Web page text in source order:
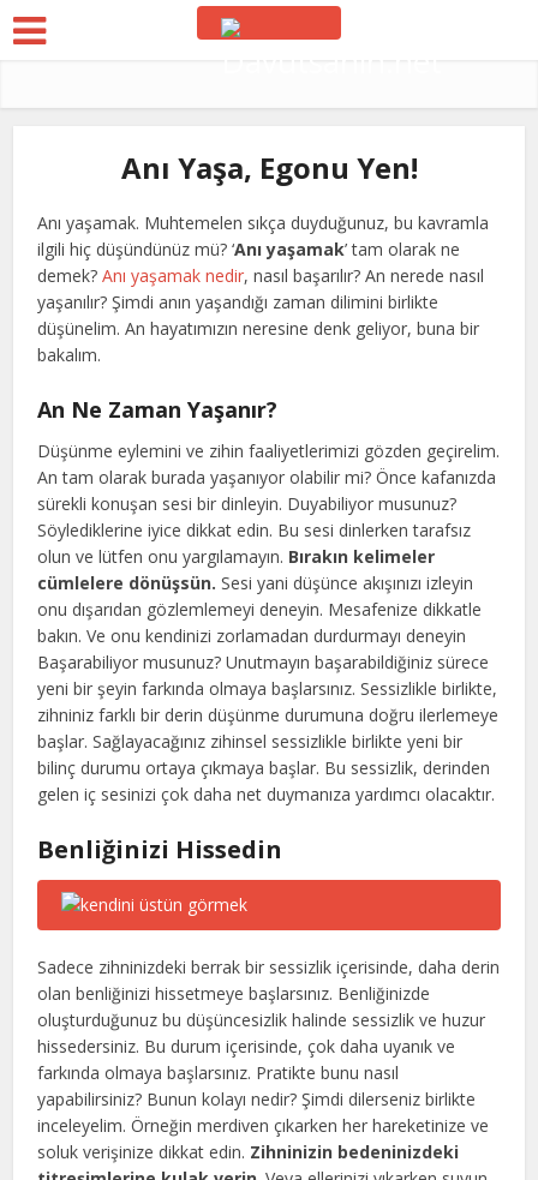
Anı Yaşa, Egonu Yen!
Anı yaşamak. Muhtemelen sıkça duyduğunuz, bu kavramla
ilgili hiç düşündünüz mü? ‘Anı yaşamak’ tam olarak ne
demek?Anı yaşamak nedir, nasıl başarılır? An nerede nasıl
yaşanılır? Şimdi anın yaşandığı zaman dilimini birlikte
düşünelim. An hayatımızın neresine denk geliyor, buna bir
bakalım.
An Ne Zaman Yaşanır?
Düşünme eylemini ve zihin faaliyetlerimizi gözden geçirelim.
An tam olarak burada yaşanıyor olabilir mi? Önce kafanızda
sürekli konuşan sesi bir dinleyin. Duyabiliyor musunuz?
Söylediklerine iyice dikkat edin. Bu sesi dinlerken tarafsız
olun ve lütfen onu yargılamayın. Bırakın kelimeler
cümlelere dönüşsün. Sesi yani düşünce akışınızı izleyin
onu dışarıdan gözlemlemeyi deneyin. Mesafenize dikkatle
bakın. Ve onu kendinizi zorlamadan durdurmayı deneyin
Başarabiliyor musunuz? Unutmayın başarabildiğiniz sürece
yeni bir şeyin farkında olmaya başlarsınız. Sessizlikle birlikte,
zihniniz farklı bir derin düşünme durumuna doğru ilerlemeye
başlar. Sağlayacağınız zihinsel sessizlikle birlikte yeni bir
bilinç durumu ortaya çıkmaya başlar. Bu sessizlik, derinden
gelen iç sesinizi çok daha net duymanıza yardımcı olacaktır.
Benliğinizi Hissedin
Sadece zihninizdeki berrak bir sessizlik içerisinde, daha derin
olan benliğinizi hissetmeye başlarsınız. Benliğinizde
oluşturduğunuz bu düşüncesizlik halinde sessizlik ve huzur
hissedersiniz. Bu durum içerisinde, çok daha uyanık ve
farkında olmaya başlarsınız. Pratikte bunu nasıl
yapabilirsiniz? Bunun kolayı nedir? Şimdi dilerseniz birlikte
inceleyelim. Örneğin merdiven çıkarken her hareketinize ve
soluk verişinize dikkat edin. Zihninizin bedeninizdeki